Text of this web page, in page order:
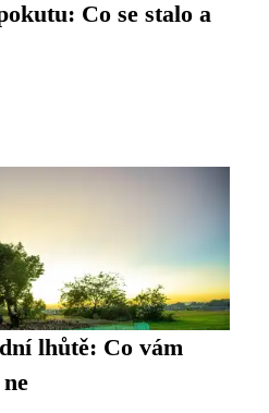
Co se stalo a
lhůtě: Co vám